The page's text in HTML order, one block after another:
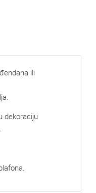
ili
dekoraciju